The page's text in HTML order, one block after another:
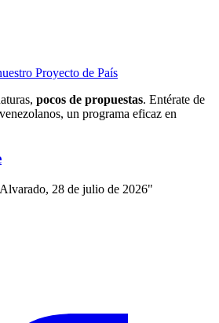
Proyecto de País
pocos de propuestas. Entérate de
un programa eficaz en
28 de julio de 2026"